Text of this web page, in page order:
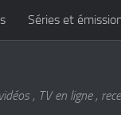
Séries et
, TV en ligne ,